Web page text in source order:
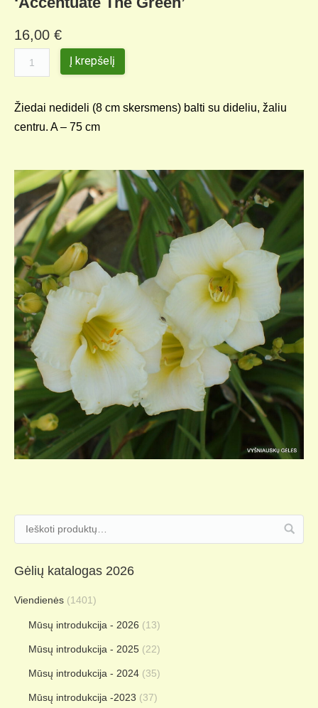
16,00 €
Į krepšelį
Žiedai nedideli (8 cm skersmens) balti su dideliu, žaliu
centru. A – 75 cm
Gėlių katalogas 2026
Viendienės (1401)
Mūsų introdukcija - 2026 (13)
Mūsų introdukcija - 2025 (22)
Mūsų introdukcija - 2024 (35)
Mūsų introdukcija -2023 (37)